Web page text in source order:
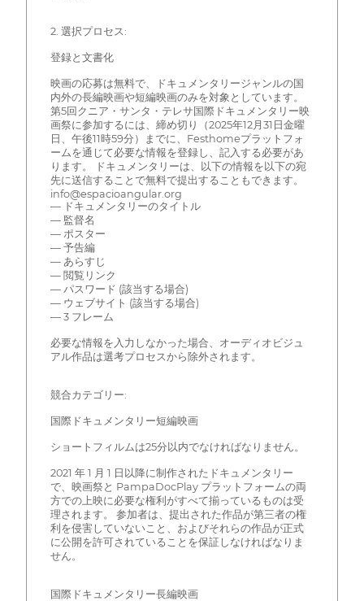
2. 選択プロセス:
登録と文書化
映画の応募は無料で、ドキュメンタリージャンルの国
内外の長編映画や短編映画のみを対象としています。
第5回クニア・サンタ・テレサ国際ドキュメンタリー映
画祭に参加するには、締め切り（2025年12月31日金曜
日、午後11時59分）までに、Festhomeプラットフォ
ームを通じて必要な情報を登録し、記入する必要があ
ります。 ドキュメンタリーは、以下の情報を以下の宛
先に送信することで無料で提出することもできます。
info@espacioangular.org
— ドキュメンタリーのタイトル
— 監督名
— ポスター
— 予告編
— あらすじ
— 閲覧リンク
— パスワード (該当する場合)
— ウェブサイト (該当する場合)
— 3 フレーム
必要な情報を入力しなかった場合、オーディオビジュ
アル作品は選考プロセスから除外されます。
競合カテゴリー:
国際ドキュメンタリー短編映画
ショートフィルムは25分以内でなければなりません。
2021 年 1 月 1 日以降に制作されたドキュメンタリー
で、映画祭と PampaDocPlay プラットフォームの両
方での上映に必要な権利がすべて揃っているものは受
理されます。 参加者は、提出された作品が第三者の権
利を侵害していないこと、およびそれらの作品が正式
に公開を許可されていることを保証しなければなりま
せん。
国際ドキュメンタリー長編映画